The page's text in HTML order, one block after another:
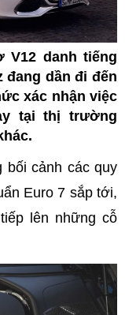
V12 danh tiếng
đang dần đi đến
xác nhận việc
tại thị trường
bối cảnh các quy
Euro 7 sắp tới,
lên những cỗ